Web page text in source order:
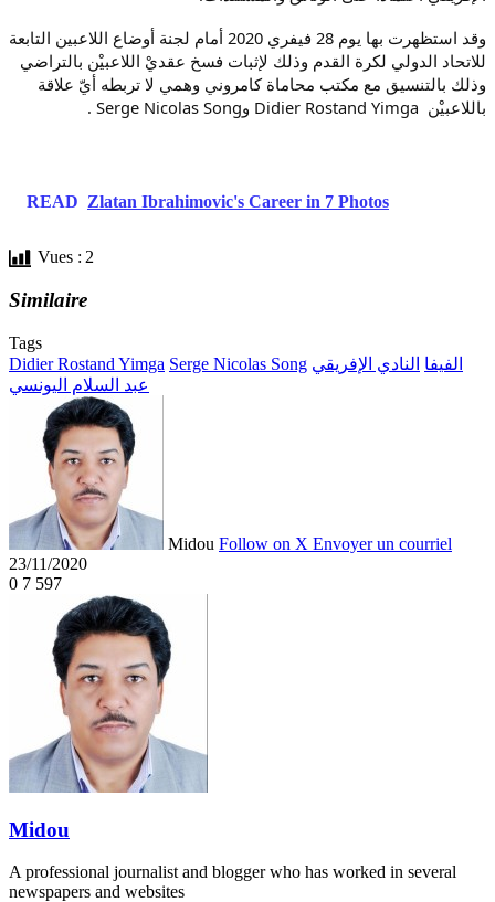
وقد استظهرت بها يوم 28 فيفري 2020 أمام لجنة أوضاع اللاعبين التابعة
للاتحاد الدولي لكرة القدم وذلك لإثبات فسخ عقديْ اللاعبيْن بالتراضي
وذلك بالتنسيق مع مكتب محاماة كامروني وهمي لا تربطه أيّ علاقة
باللاعبيْن Didier Rostand Yimga و . Serge Nicolas Song
READ Zlatan Ibrahimovic's Career in 7 Photos
Vues : 2
Similaire
Tags
Didier Rostand Yimga Serge Nicolas Song الفيفا النادي الإفريقي
عبد السلام اليونسي
Midou Follow on X Envoyer un courriel
23/11/2020
0 7 597
Midou
A professional journalist and blogger who has worked in several
newspapers and websites